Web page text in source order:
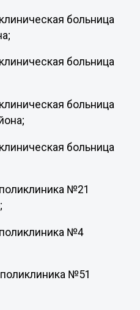
больница
больница
больница
больница
№21
№4
№51